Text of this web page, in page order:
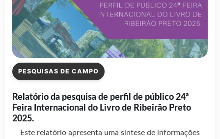
PESQUISAS DE CAMPO
Relatório da pesquisa de perfil de público 24ª
Feira Internacional do Livro de Ribeirão Preto
2025.
Este relatório apresenta uma síntese de informações